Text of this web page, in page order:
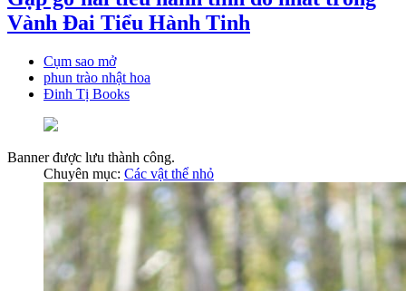
Vành Đai Tiểu Hành Tinh
Cụm sao mở
phun trào nhật hoa
Đinh Tị Books
Banner được lưu thành công.
Chuyên mục: Các vật thể nhỏ